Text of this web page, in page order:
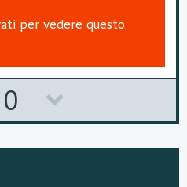
per vedere questo
0
o
w